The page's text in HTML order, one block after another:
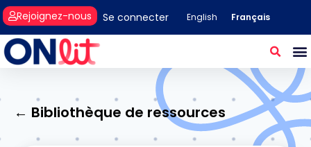
Se connecter
Rejoignez-nous English Français
← Bibliothèque de ressources